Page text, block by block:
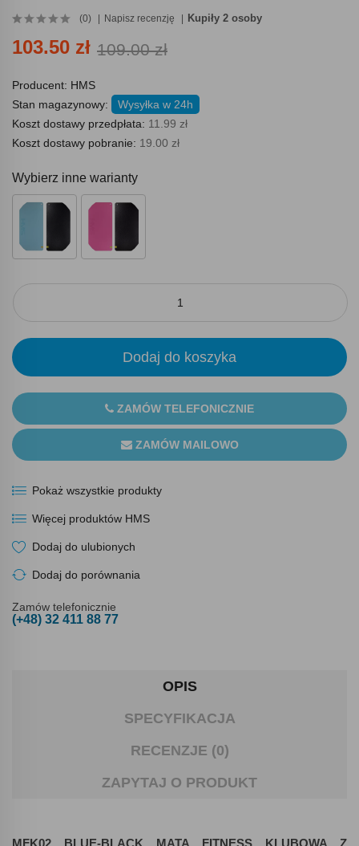
(0) Napisz recenzję Kupiły 2 osoby
103.50 zł 109.00 zł
Producent: HMS
Stan magazynowy:
Wysyłka w 24h
Koszt dostawy przedpłata: 11.99 zł
Koszt dostawy pobranie: 19.00 zł
Wybierz inne warianty
Dodaj do koszyka
ZAMÓW TELEFONICZNIE
ZAMÓW MAILOWO
Pokaż wszystkie produkty
Więcej produktów HMS
Dodaj do ulubionych
Dodaj do porównania
Zamów telefonicznie
(+48) 32 411 88 77
OPIS
SPECYFIKACJA
RECENZJE (0)
ZAPYTAJ O PRODUKT